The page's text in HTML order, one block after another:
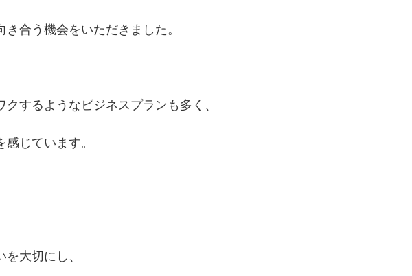
合う機会をいただきました。
クするようなビジネスプランも多く、
じています。
大切にし、